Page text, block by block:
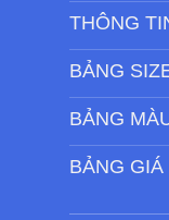
THÔNG
BẢNG
BẢNG
BẢNG GIÁ